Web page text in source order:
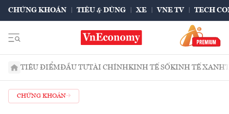
CHỨNG KHOÁN TIÊU & DÙNG XE VNE TV TECH
TIÊU ĐIỂMĐẦU TƯTÀI CHÍNHKINH TẾ SỐKINH TẾ XANH
CHỨNG KHOÁN